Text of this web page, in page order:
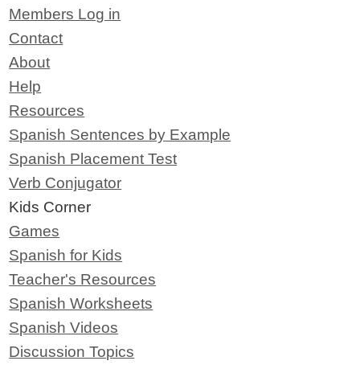
Members Log in
Contact
About
Help
Resources
Spanish Sentences by Example
Spanish Placement Test
Verb Conjugator
Kids Corner
Games
Spanish for Kids
Teacher's Resources
Spanish Worksheets
Spanish Videos
Discussion Topics